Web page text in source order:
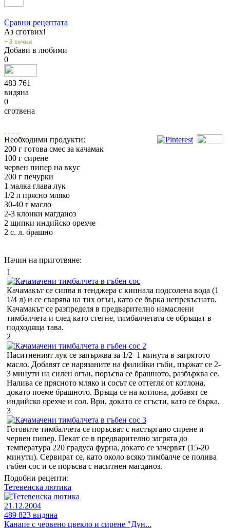
Сравни рецептата
Аз сготвих!
+ 3 точки
Добави в любими
0
483 761
видяна
0
сготвена
Необходими продукти:
200 г готова смес за качамак
100 г сирене
червен пипер на вкус
200 г печурки
1 малка глава лук
1/2 л прясно мляко
30-40 г масло
2-3 клонки магданоз
2 щипки индийско орехче
2 с. л. брашно
Начин на приготвяне:
1
Качамакът се сипва в тенджера с кипнала подсолена вода (1
1/4 л) и се сварява на тих огън, като се бърка непрекъснато.
Качамакът се разпределя в предварително намаслени
тимбалчета и след като стегнe, тимбалчетата се обръщат в
подходяща тава.
2
Наситненият лук се запържва за 1/2–1 минута в загрятото
масло. Добавят се нарязаните на филийки гъби, пържат се 2-
3 минути на силен огън, поръсва се брашното, разбърква се.
Налива се прясното мляко и сосът се оттегля от котлона,
докато поеме брашното. Връща се на котлона, добавят се
индийско орехче и сол. Ври, докато се сгъсти, като се бърка.
3
Готовите тимбалчета се поръсват с настъргано сирене и
червен пипер. Пекат се в предварително загрята до
температура 220 градуса фурна, докато се зачервят (15-20
минути). Сервират се, като около всяко тимбалче се полива
гъбен сос и се поръсва с наситнен магданоз.
Подобни рецепти:
Тетевенска лютика
21.12.2004
489 823 видяна
Канапе с червено цвекло и сирене "Дун...